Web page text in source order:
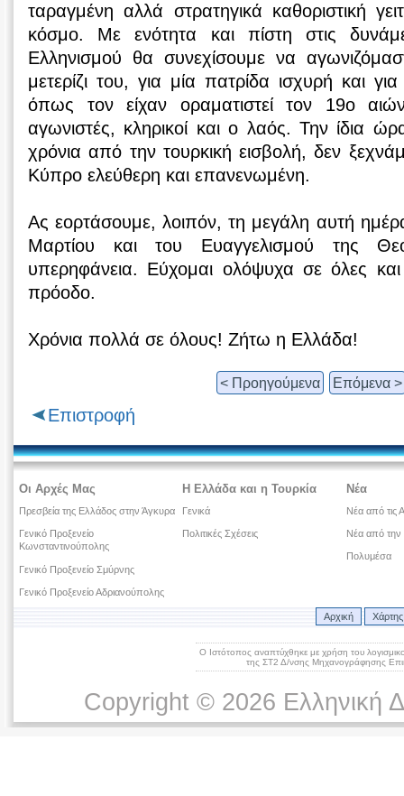
ταραγμένη αλλά στρατηγικά καθοριστική
κόσμο. Με ενότητα και πίστη στις
Ελληνισμού θα συνεχίσουμε να
μετερίζι του, για μία πατρίδα ισχυρή και
όπως τον είχαν οραματιστεί τον 19ο
αγωνιστές, κληρικοί και ο λαός. Την ίδια
χρόνια από την τουρκική εισβολή, δεν
Κύπρο ελεύθερη και επανενωμένη.
Ας εορτάσουμε, λοιπόν, τη μεγάλη αυτή
Μαρτίου και του Ευαγγελισμού της
υπερηφάνεια. Εύχομαι ολόψυχα σε όλες
πρόοδο.
Χρόνια πολλά σε όλους! Ζήτω η Ελλάδα!
< Προηγούμενα Επόμενα >
Επιστροφή
Οι Αρχές Μας
Πρεσβεία της Ελλάδος στην Άγκυρα
Γενικό Προξενείο
Κωνσταντινούπολης
Γενικό Προξενείο Σμύρνης
Γενικό Προξενείο Αδριανούπολης
Η Ελλάδα και η Τουρκία
Γενικά
Πολιτικές Σχέσεις
Νέα
Νέα από τις
Νέα από την
Πολυμέσα
Αρχική
Ο Ιστότοπος αναπτύχθηκε με χρήση του
της ΣΤ2 Δ/νσης Μηχανογράφησης
Copyright © 2026 Ελληνική